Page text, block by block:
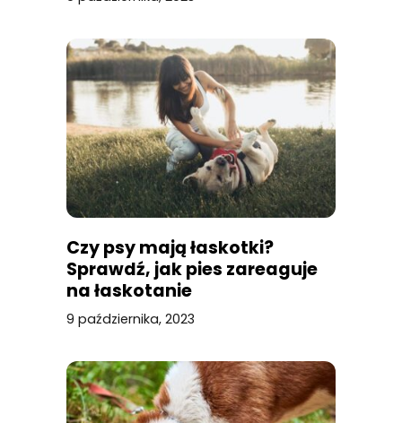
Czy psy mają łaskotki?
Sprawdź, jak pies zareaguje
na łaskotanie
9 października, 2023